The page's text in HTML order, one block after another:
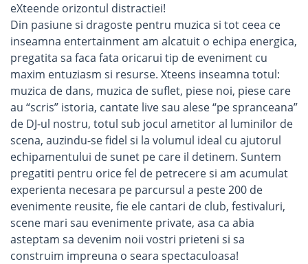
eXteende orizontul distractiei!
Din pasiune si dragoste pentru muzica si tot ceea ce
inseamna entertainment am alcatuit o echipa energica,
pregatita sa faca fata oricarui tip de eveniment cu
maxim entuziasm si resurse. Xteens inseamna totul:
muzica de dans, muzica de suflet, piese noi, piese care
au “scris” istoria, cantate live sau alese “pe spranceana”
de DJ-ul nostru, totul sub jocul ametitor al luminilor de
scena, auzindu-se fidel si la volumul ideal cu ajutorul
echipamentului de sunet pe care il detinem. Suntem
pregatiti pentru orice fel de petrecere si am acumulat
experienta necesara pe parcursul a peste 200 de
evenimente reusite, fie ele cantari de club, festivaluri,
scene mari sau evenimente private, asa ca abia
asteptam sa devenim noii vostri prieteni si sa
construim impreuna o seara spectaculoasa!